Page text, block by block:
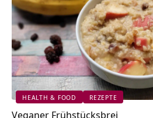
HEALTH & FOOD REZEPTE
Veganer Frühstücksbrei